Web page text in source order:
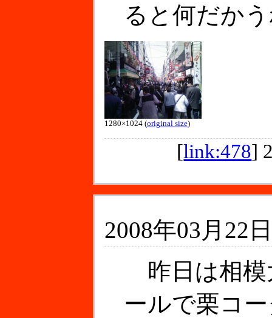
ると何だか
1280×1024 (original size)
[link:478]
2008年03月22
昨日は相模
ールで栗コ